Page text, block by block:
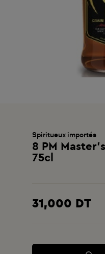
Spiritueux importés
8 PM
75cl
31,000 DT